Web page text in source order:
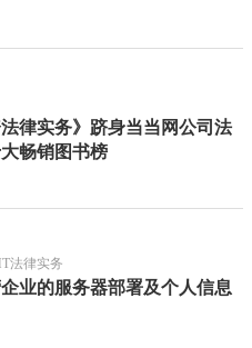
法律实务》跻身当当网公司法
畅销图书榜
法律实务
业的服务器部署及个人信息